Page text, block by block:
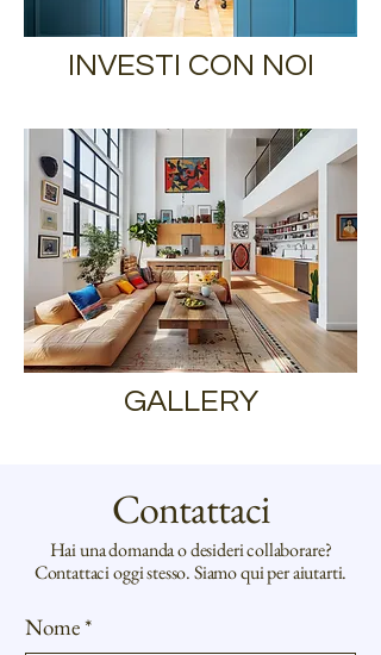
INVESTI CON NOI
GALLERY
Contattaci
Hai una domanda o desideri collaborare?
Contattaci oggi stesso. Siamo qui per aiutarti.
Nome*